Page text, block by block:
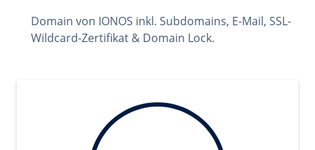
Domain von IONOS inkl. Subdomains, E-Mail, SSL-
Wildcard-Zertifikat & Domain Lock.